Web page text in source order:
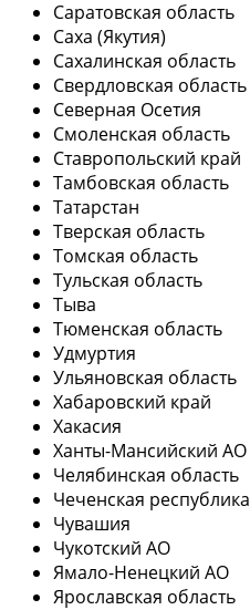
Саратовская область
Саха (Якутия)
Сахалинская область
Свердловская область
Северная Осетия
Смоленская область
Ставропольский край
Тамбовская область
Татарстан
Тверская область
Томская область
Тульская область
Тыва
Тюменская область
Удмуртия
Ульяновская область
Хабаровский край
Хакасия
Ханты-Мансийский АО
Челябинская область
Чеченская республика
Чувашия
Чукотский АО
Ямало-Ненецкий АО
Ярославская область